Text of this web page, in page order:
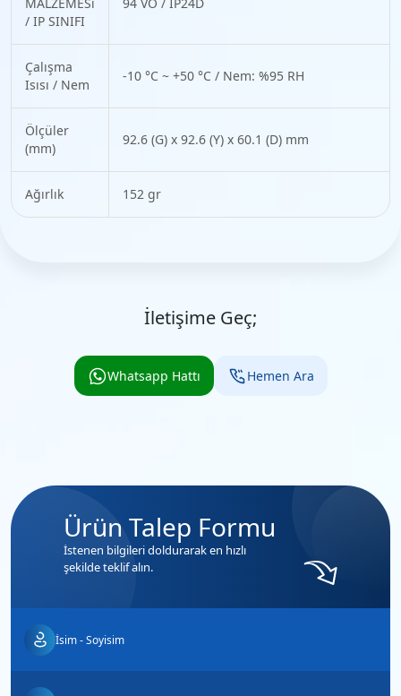
/ IP SINIFI
Çalışma
Isısı / Nem
-10 °C ~ +50 °C / Nem: %95 RH
Ölçüler
(mm)
92.6 (G) x 92.6 (Y) x 60.1 (D) mm
Ağırlık 152 gr
İletişime Geç;
Whatsapp Hattı Hemen Ara
Ürün Talep Formu
İstenen bilgileri doldurarak en hızlı
şekilde teklif alın.